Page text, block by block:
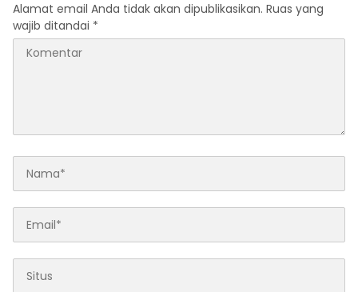
Alamat email Anda tidak akan dipublikasikan. Ruas yang
wajib ditandai *